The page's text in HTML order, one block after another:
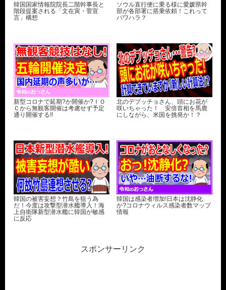
韓国国家情報院院長二階幹事長と
階段提案される「文在寅・菅宣
言」構想
ソウル直行便に乗る様に愛媛県幹
部が各部署に搭乗依頼！これって
パワハラ？
新型コロナで延期?か開催か?ＩＯ
Ｃから無観客開催は考慮せず予定
通り開催する!!
北のデブッチョさん、頭にお花が
咲いちゃった！ 安倍首相を馬鹿
にしながら、米国を挑発か！？
韓国の被害妄想？竹島を狙う為
だ！今度は攻撃型潜水艦導入！海
上自衛隊新型潜水艦に韓国が敏感
に反応
韓国は感染者増加!日本は沈静化
か?コロナウィルス感染者数マップ
情報
スポンサーリンク